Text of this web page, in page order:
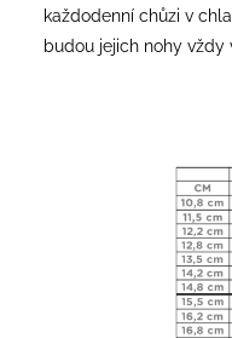
každodenní chůzi v
budou jejich nohy vždy